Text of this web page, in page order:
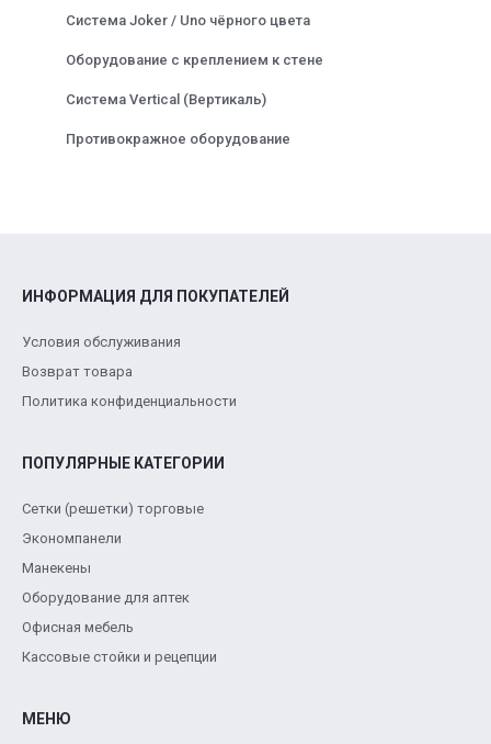
Система Joker / Uno чёрного цвета
Оборудование с креплением к стене
Система Vertical (Вертикаль)
Противокражное оборудование
ИНФОРМАЦИЯ ДЛЯ ПОКУПАТЕЛЕЙ
Условия обслуживания
Возврат товара
Политика конфиденциальности
ПОПУЛЯРНЫЕ КАТЕГОРИИ
Сетки (решетки) торговые
Экономпанели
Манекены
Оборудование для аптек
Офисная мебель
Кассовые стойки и рецепции
МЕНЮ